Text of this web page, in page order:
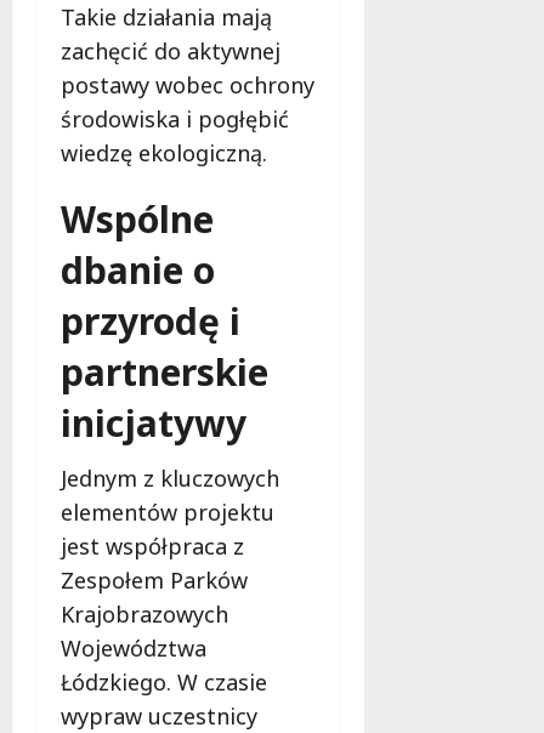
Takie działania mają
zachęcić do aktywnej
postawy wobec ochrony
środowiska i pogłębić
wiedzę ekologiczną.
Wspólne
dbanie o
przyrodę i
partnerskie
inicjatywy
Jednym z kluczowych
elementów projektu
jest współpraca z
Zespołem Parków
Krajobrazowych
Województwa
Łódzkiego. W czasie
wypraw uczestnicy